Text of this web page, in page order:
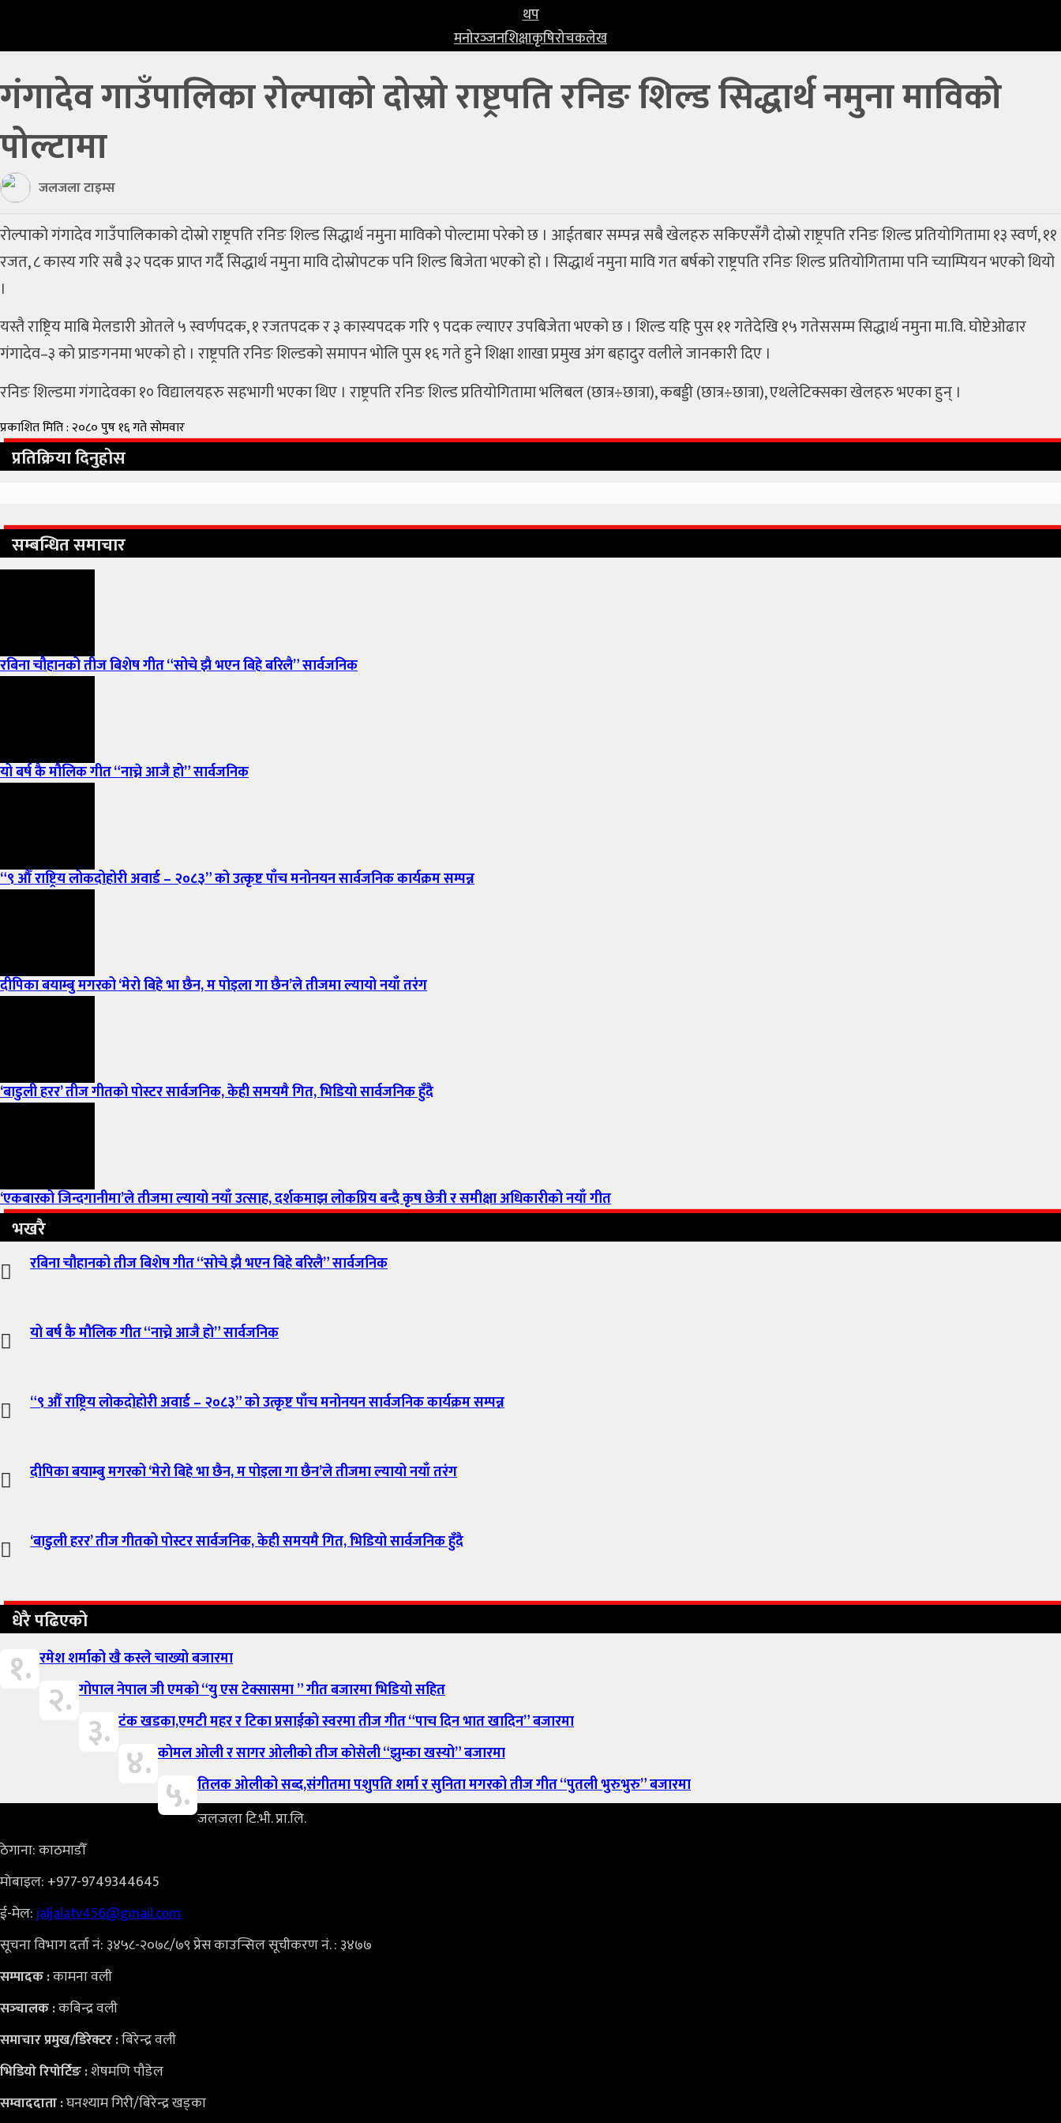
थप
मनोरञ्‍जनशिक्षाकृषिरोचकलेख
खेलकुद
अन्तर्राष्ट्रिय
मनोरञ्‍जन
शिक्षा
कृषि
रोचक
गंगादेव गाउँपालिका रोल्पाको दोस्रो राष्ट्रपति रनिङ शिल्ड सिद्धार्थ नमुना माविको
पोल्टामा
जलजला टाइम्स
रोल्पाको गंगादेव गाउँपालिकाको दोस्रो राष्ट्रपति रनिङ शिल्ड सिद्धार्थ नमुना माविको पोल्टामा परेको छ । आईतबार सम्पन्न सबै खेलहरु सकिएसँगै दोस्रो राष्ट्रपति रनिङ शिल्ड प्रतियोगितामा १३ स्वर्ण, ११
रजत, ८ कास्य गरि सबै ३२ पदक प्राप्त गर्दै सिद्धार्थ नमुना मावि दोस्रोपटक पनि शिल्ड बिजेता भएको हो । सिद्धार्थ नमुना मावि गत बर्षको राष्ट्रपति रनिङ शिल्ड प्रतियोगितामा पनि च्याम्पियन भएको थियो
।
यस्तै राष्ट्रिय माबि मेलडारी ओतले ५ स्वर्णपदक, १ रजतपदक र ३ कास्यपदक गरि ९ पदक ल्याएर उपबिजेता भएको छ । शिल्ड यहि पुस ११ गतेदेखि १५ गतेससम्म सिद्धार्थ नमुना मा.वि. घोप्टेओढार
गंगादेव–३ को प्राङगनमा भएको हो । राष्ट्रपति रनिङ शिल्डको समापन भोलि पुस १६ गते हुने शिक्षा शाखा प्रमुख अंग बहादुर वलीले जानकारी दिए ।
रनिङ शिल्डमा गंगादेवका १० विद्यालयहरु सहभागी भएका थिए । राष्ट्रपति रनिङ शिल्ड प्रतियोगितामा भलिबल (छात्र÷छात्रा), कबड्डी (छात्र÷छात्रा), एथलेटिक्सका खेलहरु भएका हुन् ।
प्रकाशित मिति : २०८० पुष १६ गते सोमवार
प्रतिक्रिया दिनुहोस
सम्बन्धित समाचार
रबिना चौहानको तीज बिशेष गीत “सोचे झै भएन बिहे बरिलै” सार्वजनिक
यो बर्ष कै मौलिक गीत “नाच्ने आजै हो” सार्वजनिक
“९ औँ राष्ट्रिय लोकदोहोरी अवार्ड – २०८३” को उत्कृष्ट पाँच मनोनयन सार्वजनिक कार्यक्रम सम्पन्न
दीपिका बयाम्बु मगरको ‘मेरो बिहे भा छैन, म पोइला गा छैन’ले तीजमा ल्यायो नयाँ तरंग
‘बाडुली हरर’ तीज गीतको पोस्टर सार्वजनिक, केही समयमै गित, भिडियो सार्वजनिक हुँदै
‘एकबारको जिन्दगानीमा’ले तीजमा ल्यायो नयाँ उत्साह, दर्शकमाझ लोकप्रिय बन्दै कृष छेत्री र समीक्षा अधिकारीको नयाँ गीत
भखरै
रबिना चौहानको तीज बिशेष गीत “सोचे झै भएन बिहे बरिलै” सार्वजनिक
यो बर्ष कै मौलिक गीत “नाच्ने आजै हो” सार्वजनिक
“९ औँ राष्ट्रिय लोकदोहोरी अवार्ड – २०८३” को उत्कृष्ट पाँच मनोनयन सार्वजनिक कार्यक्रम सम्पन्न
दीपिका बयाम्बु मगरको ‘मेरो बिहे भा छैन, म पोइला गा छैन’ले तीजमा ल्यायो नयाँ तरंग
‘बाडुली हरर’ तीज गीतको पोस्टर सार्वजनिक, केही समयमै गित, भिडियो सार्वजनिक हुँदै
धेरै पढिएको
१. रमेश शर्माको खै कस्ले चाख्यो बजारमा
२. गोपाल नेपाल जी एमको “यु एस टेक्सासमा ” गीत बजारमा भिडियो सहित
३. टंक खडका,एमटी महर र टिका प्रसाईको स्वरमा तीज गीत “पाच दिन भात खादिन” बजारमा
४. कोमल ओली र सागर ओलीको तीज कोसेली “झुम्का खस्यो” बजारमा
५. तिलक ओलीको सब्द,संगीतमा पशुपति शर्मा र सुनिता मगरको तीज गीत “पुतली भुरुभुरु” बजारमा
जलजला टि.भी. प्रा.लि.
ठेगाना: काठमाडौँ
मोबाइल: +977-9749344645
ई-मेल:jaljalatv456@gmail.com
सूचना विभाग दर्ता नं: ३४५८-२०७८/७९ प्रेस काउन्सिल सूचीकरण नं. : ३४७७
सम्पादक :कामना वली
सञ्‍चालक :कबिन्द्र वली
समाचार प्रमुख/डिरेक्टर :बिरेन्द्र वली
भिडियोरिपोर्टिङ :शेषमणि पौडेल
सम्वाददाता :घनश्याम गिरी/बिरेन्द्र खड्का